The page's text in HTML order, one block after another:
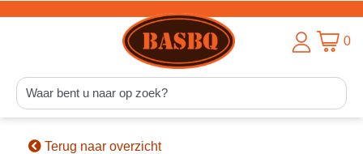
0
Terug naar overzicht